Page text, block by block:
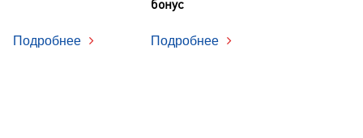
Подробнее
бонус
Подробнее